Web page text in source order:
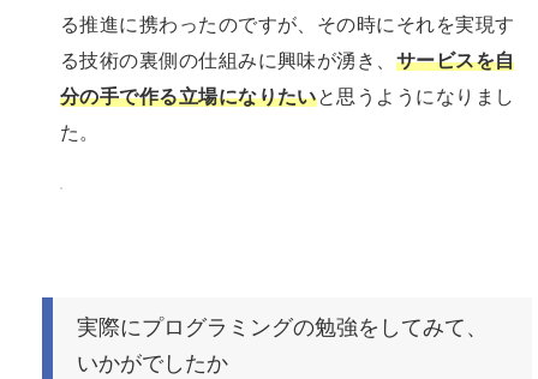
る推進に携わったのですが、その時にそれを実現す
る技術の裏側の仕組みに興味が湧き、 サービスを自
分の手で作る立場になりたいと思うようになりまし
た。
実際にプログラミングの勉強をしてみて、
いかがでしたか